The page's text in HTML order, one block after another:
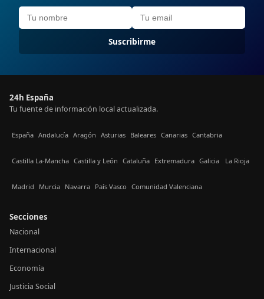
Suscribirme
24h España
Tu fuente de información local actualizada.
España Andalucía Aragón Asturias Baleares Canarias Cantabria
Castilla La-Mancha Castilla y León Cataluña Extremadura Galicia La Rioja
Madrid Murcia Navarra País Vasco Comunidad Valenciana
Secciones
Nacional
Internacional
Economía
Justicia Social